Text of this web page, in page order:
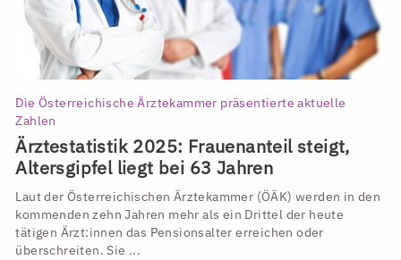
Die Österreichische Ärztekammer präsentierte aktuelle
Zahlen
Ärztestatistik 2025: Frauenanteil steigt,
Altersgipfel liegt bei 63 Jahren
Laut der Österreichischen Ärztekammer (ÖÄK) werden in den
kommenden zehn Jahren mehr als ein Drittel der heute
tätigen Ärzt:innen das Pensionsalter erreichen oder
überschreiten. Sie ...